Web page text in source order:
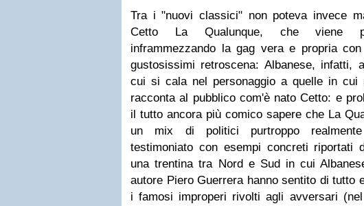
Tra i "nuovi classici" non poteva invece
Cetto La Qualunque, che viene
inframmezzando la gag vera e propria
gustosissimi retroscena: Albanese, infatti,
cui si cala nel personaggio a quelle in cui
racconta al pubblico com'è nato Cetto: e
il tutto ancora più comico sapere che La
un mix di politici purtroppo
testimoniato con esempi concreti riportati
una trentina tra Nord e Sud in cui
autore Piero Guerrera hanno sentito di tutto
i famosi improperi rivolti agli avversari